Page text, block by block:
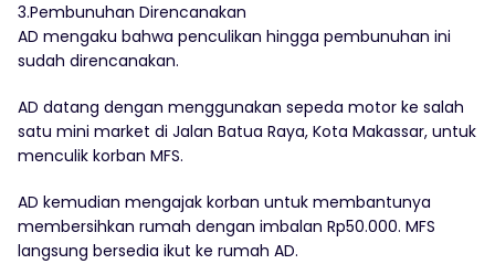
3.Pembunuhan Direncanakan
AD mengaku bahwa penculikan hingga pembunuhan ini
sudah direncanakan.
AD datang dengan menggunakan sepeda motor ke salah
satu mini market di Jalan Batua Raya, Kota Makassar, untuk
menculik korban MFS.
AD kemudian mengajak korban untuk membantunya
membersihkan rumah dengan imbalan Rp50.000. MFS
langsung bersedia ikut ke rumah AD.